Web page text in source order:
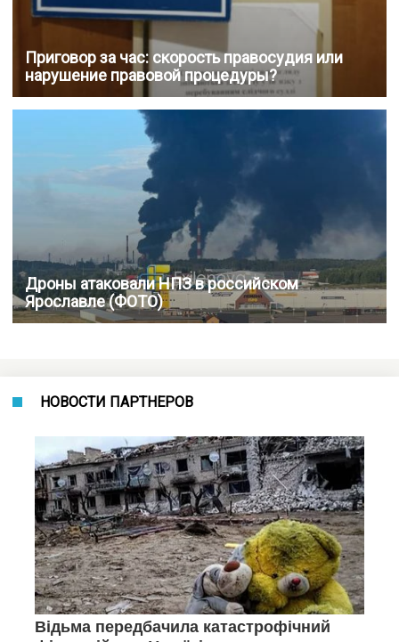
Приговор за час: скорость правосудия или
нарушение правовой процедуры?
Дроны атаковали НПЗ в российском
Ярославле (ФОТО)
НОВОСТИ ПАРТНЕРОВ